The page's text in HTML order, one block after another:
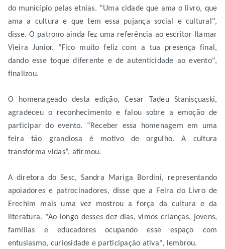
do município pelas etnias. “Uma cidade que ama o livro, que
ama a cultura e que tem essa pujança social e cultural",
disse. O patrono ainda fez uma referência ao escritor Itamar
Vieira Junior. "Fico muito feliz com a tua presença final,
dando esse toque diferente e de autenticidade ao evento",
finalizou.
O homenageado desta edição, Cesar Tadeu Stanisçuaski,
agradeceu o reconhecimento e falou sobre a emoção de
participar do evento. “Receber essa homenagem em uma
feira tão grandiosa é motivo de orgulho. A cultura
transforma vidas”, afirmou.
A diretora do Sesc, Sandra Mariga Bordini, representando
apoiadores e patrocinadores, disse que a Feira do Livro de
Erechim mais uma vez mostrou a força da cultura e da
literatura. "Ao longo desses dez dias, vimos crianças, jovens,
famílias e educadores ocupando esse espaço com
entusiasmo, curiosidade e participação ativa", lembrou.